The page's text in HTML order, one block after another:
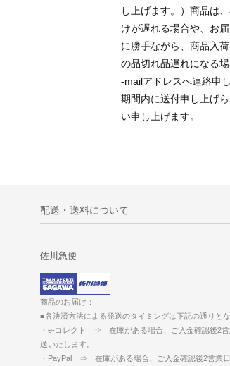
し上げます。）商品は
けが遅れる場合や、お
に勝手ながら、商品入
の品切れ品遅れになる
-mailアドレスへ連絡申
期間内に送付申し上げ
い申し上げます。
配送・送料について
佐川急便
商品のお届け：
■各決済方法による発送のタイミングは下記の通りとな
・e-コレクト ⇒ 在庫がある場合、ご入金確認後2営
送いたします。
・PayPal ⇒ 在庫がある場合、ご入金確認後2営業